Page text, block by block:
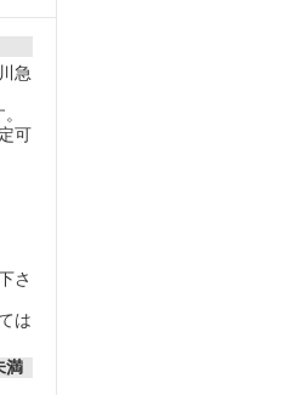
急
可
さ
は
満